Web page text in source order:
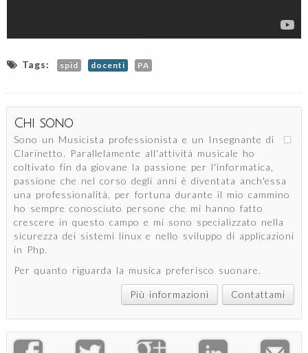
Tags: spid docenti PA
Chi sono
Sono un Musicista professionista e un Insegnante di
Clarinetto. Parallelamente all'attività musicale ho
coltivato fin da giovane la passione per l'informatica,
passione che nel corso degli anni è diventata anch'essa
una professionalità, per fortuna durante il mio cammino
ho sempre conosciuto persone che mi hanno fatto
crescere in questo campo e mi sono specializzato nella
sicurezza dei sistemi linux e nello sviluppo di applicazioni
in Php.
Per quanto riguarda la musica preferisco suonare.
Più informazioni Contattami